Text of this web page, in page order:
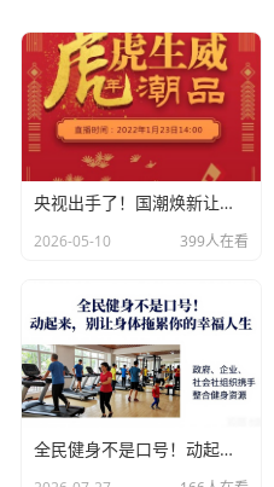
央视出手了！国潮焕新让非遗炸场，这才是文化强国该有的排面
2026-05-10 399人在看
全民健身不是口号！动起来，别让身体拖累你的幸福人生